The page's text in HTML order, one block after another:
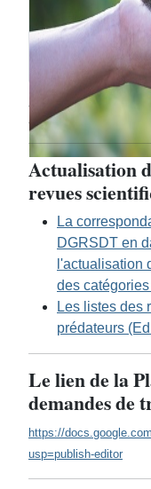
Post-
Actualisation
revues
La
DGRSDT en
l'actualisation
des catégories
Les listes des
prédateurs
Le lien de la
demandes de
https://
usp=publish-editor